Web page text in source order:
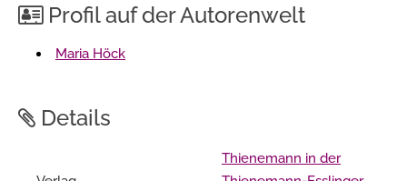
Profil auf der Autorenwelt
Maria Höck
Details
Thienemann in der